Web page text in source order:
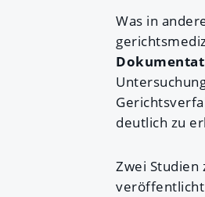
Was in
deutlich zu
Zwei Studien
veröffentlicht